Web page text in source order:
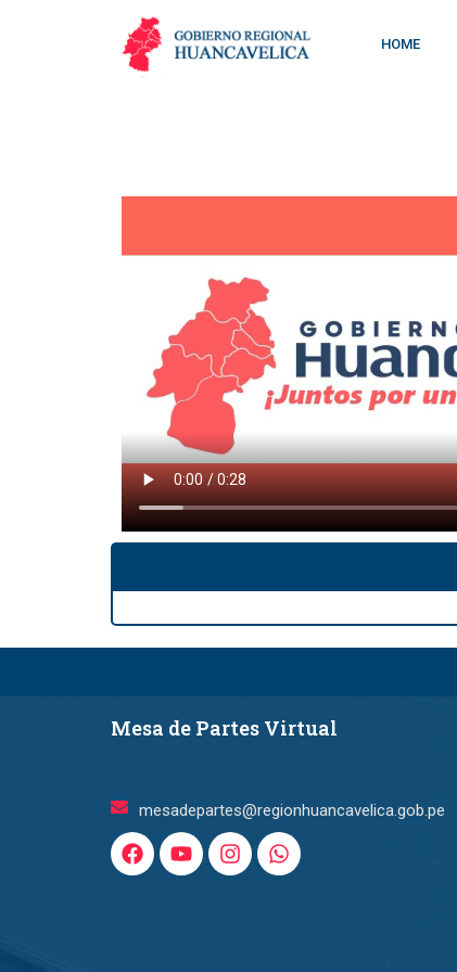
HOME
Mesa de Partes Virtual
mesadepartes@regionhuancavelica.gob.pe